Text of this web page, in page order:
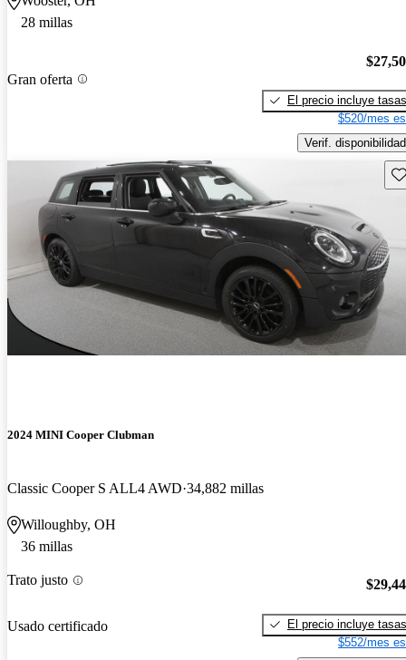
28 millas
Gran oferta
El precio incluye tasas
$520/mes
Verif. disponibilidad
2024 MINI Cooper Clubman
Classic Cooper S ALL4 AWD 34,882 millas
Willoughby, OH
36 millas
Trato justo
Usado certificado
El precio incluye tasas
$552/mes